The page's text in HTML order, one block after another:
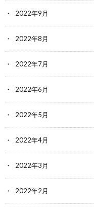
2022年9月
2022年8月
2022年7月
2022年6月
2022年5月
2022年4月
2022年3月
2022年2月